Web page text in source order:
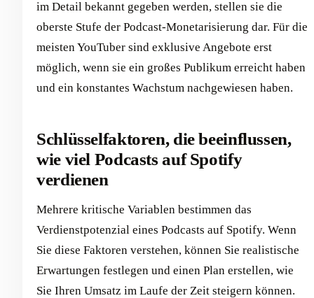
im Detail bekannt gegeben werden, stellen sie die
oberste Stufe der Podcast-Monetarisierung dar. Für die
meisten YouTuber sind exklusive Angebote erst
möglich, wenn sie ein großes Publikum erreicht haben
und ein konstantes Wachstum nachgewiesen haben.
Schlüsselfaktoren, die beeinflussen,
wie viel Podcasts auf Spotify
verdienen
Mehrere kritische Variablen bestimmen das
Verdienstpotenzial eines Podcasts auf Spotify. Wenn
Sie diese Faktoren verstehen, können Sie realistische
Erwartungen festlegen und einen Plan erstellen, wie
Sie Ihren Umsatz im Laufe der Zeit steigern können.